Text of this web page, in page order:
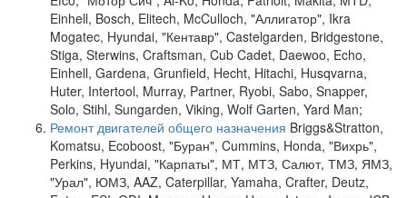
Einhell, Bosch, Elitech, McCulloch, "Аллигатор", Ikra
Mogatec, Hyundai, "Кентавр", Castelgarden, Bridgestone,
Stiga, Sterwins, Craftsman, Cub Cadet, Daewoo, Echo,
Einhell, Gardena, Grunfield, Hecht, Hitachi, Husqvarna,
Huter, Intertool, Murray, Partner, Ryobi, Sabo, Snapper,
Solo, Stihl, Sungarden, Viking, Wolf Garten, Yard Man;
Ремонт двигателей общего назначения Briggs&Stratton,
Komatsu, Ecoboost, "Буран", Cummins, Honda, "Вихрь",
Perkins, Hyundai, "Карпаты", МТ, МТЗ, Салют, ТМЗ, ЯМЗ,
"Урал", ЮМЗ, AAZ, Caterpillar, Yamaha, Crafter, Deutz,